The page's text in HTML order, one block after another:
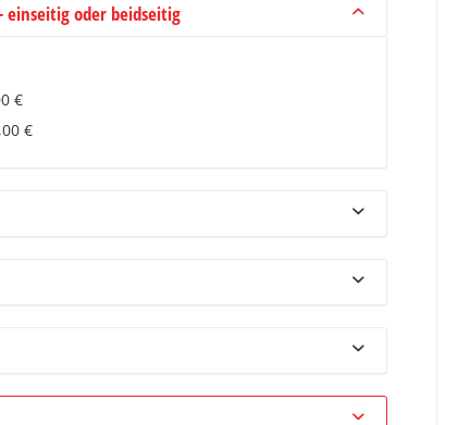
oder beidseitig
€
€